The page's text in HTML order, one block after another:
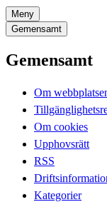
Meny
Gemensamt
Gemensamt
Om
Om cookies
Upphovsrätt
RSS
Kategorier